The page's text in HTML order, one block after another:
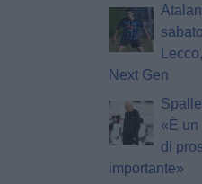
Next Gen
«È un
di
importante»